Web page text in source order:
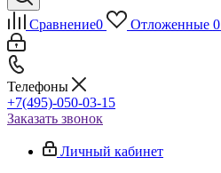
Сравнение0 Отложенные 0
Телефоны
+7(495)-050-03-15
Заказать звонок
Личный кабинет